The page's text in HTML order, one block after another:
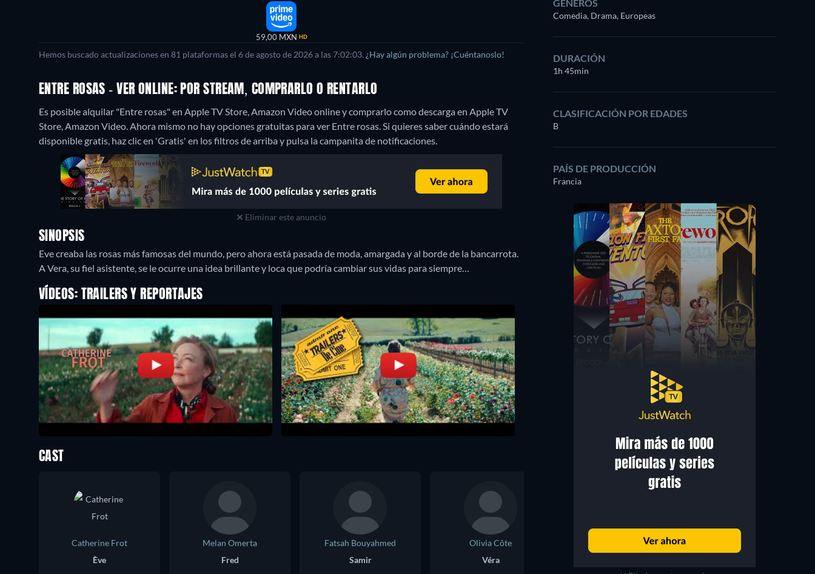
59,00 MXN HD
Hemos buscado actualizaciones en 81 plataformas el 6 de agosto de 2026 a las 7:02:03. ¿Hay algún problema? ¡Cuéntanoslo!
ENTRE ROSAS - VER ONLINE: POR STREAM, COMPRARLO O RENTARLO
Es posible alquilar "Entre rosas" en Apple TV Store, Amazon Video online y comprarlo como descarga en Apple TV
Store, Amazon Video.Ahora mismo no hay opciones gratuitas para ver Entre rosas. Si quieres saber cuándo estará
disponible gratis, haz clic en 'Gratis' en los filtros de arriba y pulsa la campanita de notificaciones.
Eliminar este anuncio
SINOPSIS
Eve creaba las rosas más famosas del mundo, pero ahora está pasada de moda, amargada y al borde de la bancarrota.
A Vera, su fiel asistente, se le ocurre una idea brillante y loca que podría cambiar sus vidas para siempre…
VÍDEOS: TRAILERS Y REPORTAJES
GÉNEROS
Comedia, Drama, Europeas
DURACIÓN
1h 45min
CLASIFICACIÓN POR EDADES
B
PAÍS DE PRODUCCIÓN
Francia
CAST
Catherine Frot
Ève
Melan Omerta
Fred
Fatsah Bouyahmed
Samir
Olivia Côte
Véra
Marie Petiot